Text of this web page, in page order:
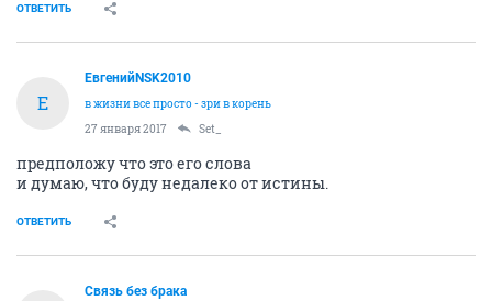
ОТВЕТИТЬ
Е
ЕвгенийNSK2010
в жизни все просто - зри в корень
27 января 2017
Set_
предположу что это его слова
и думаю, что буду недалеко от истины.
ОТВЕТИТЬ
Связь без брака